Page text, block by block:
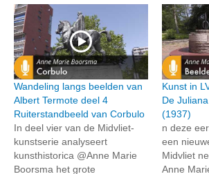
Wandeling langs beelden van
Albert Termote deel 4
Ruiterstandbeeld van Corbulo
In deel vier van de Midvliet-
kunstserie analyseert
kunsthistorica @Anne Marie
Boorsma het grote
Kunst in
De
(1937)
n deze
een
Midvliet
Anne